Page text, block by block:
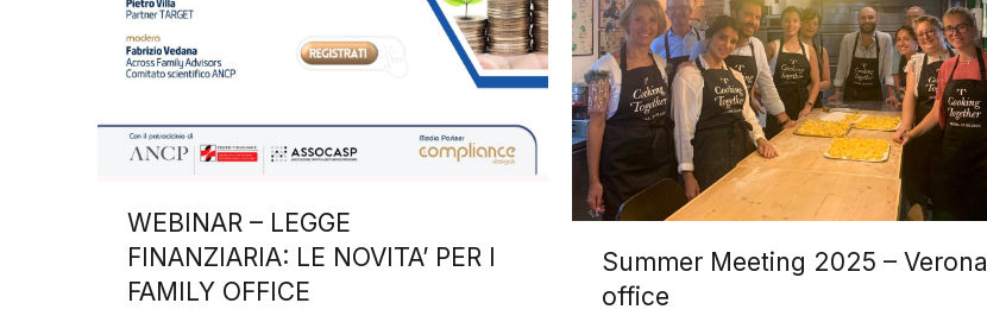
WEBINAR – LEGGE
FINANZIARIA: LE NOVITA’ PER I
FAMILY OFFICE
Summer Meeting 2025 – Verona
office